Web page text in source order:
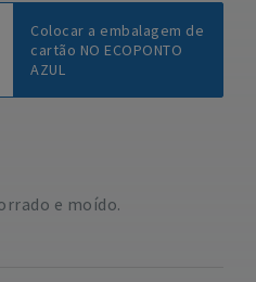
Colocar a embalagem de
cartão NO ECOPONTO
AZUL
e moído.